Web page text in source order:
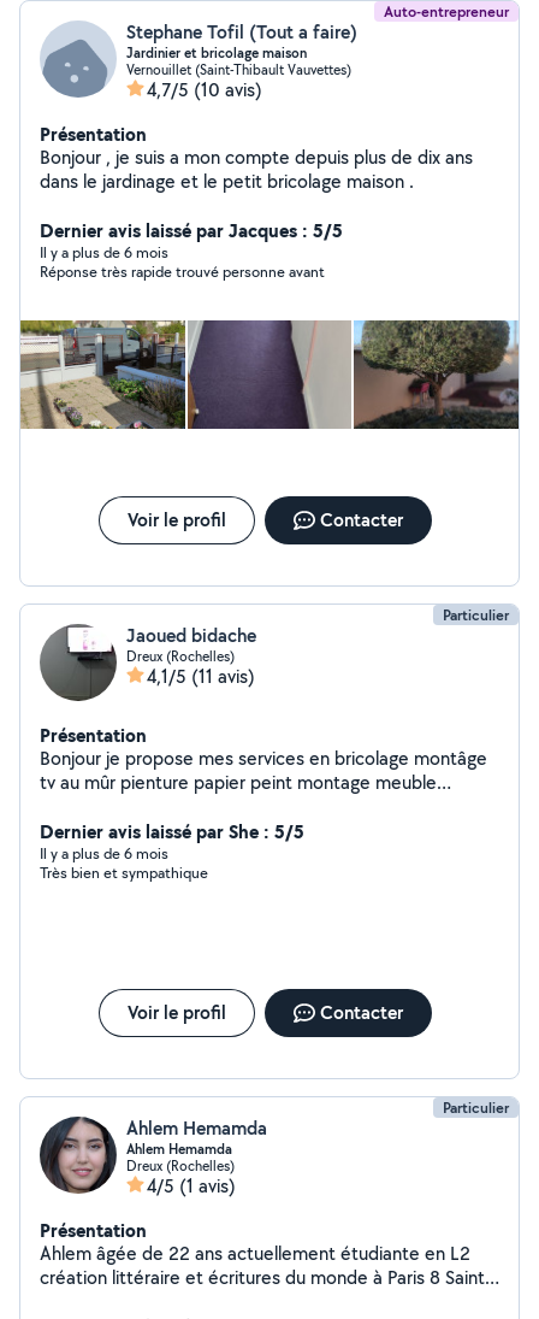
Auto-entrepreneur
Stephane Tofil (Tout a faire)
Jardinier et bricolage maison
Vernouillet (Saint-Thibault Vauvettes)
4,7/5 (10 avis)
Présentation
Bonjour , je suis a mon compte depuis plus de dix ans
dans le jardinage et le petit bricolage maison .
Dernier avis laissé par Jacques : 5/5
Il y a plus de 6 mois
Réponse très rapide trouvé personne avant
Voir le profil Contacter
Particulier
Jaoued bidache
Dreux (Rochelles)
4,1/5 (11 avis)
Présentation
Bonjour je propose mes services en bricolage montâge
tv au mûr pienture papier peint montage meuble
Dernier avis laissé par She : 5/5
Il y a plus de 6 mois
Très bien et sympathique
Voir le profil Contacter
Particulier
Ahlem Hemamda
Ahlem Hemamda
Dreux (Rochelles)
4/5 (1 avis)
Présentation
Ahlem âgée de 22 ans actuellement étudiante en L2
création littéraire et écritures du monde à Paris 8 Saint-